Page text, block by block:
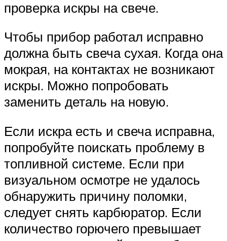
проверка искры на свече.
Чтобы прибор работал исправно
должна быть свеча сухая. Когда она
мокрая, на контактах не возникают
искры. Можно попробовать
заменить деталь на новую.
Если искра есть и свеча исправна,
попробуйте поискать проблему в
топливной системе. Если при
визуальном осмотре не удалось
обнаружить причину поломки,
следует снять карбюратор. Если
количество горючего превышает